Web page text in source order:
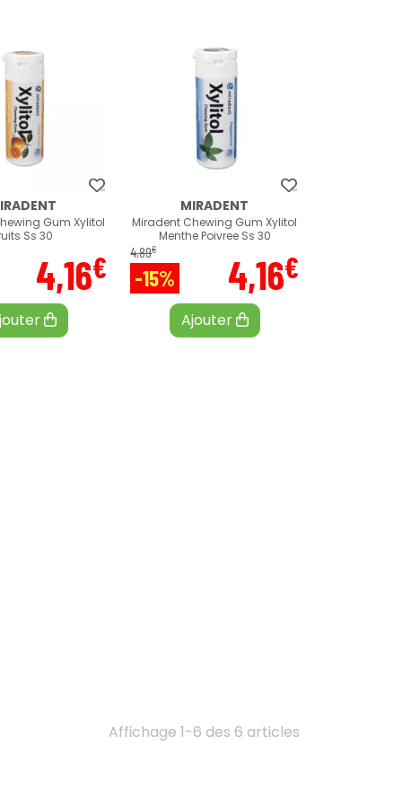
Gum Xylitol
Ss 30
4,16€
MIRADENT
Miradent Chewing Gum Xylitol
Menthe Poivree Ss 30
4,89€
-15% 4,16€
Ajouter
Affichage 1-6 des 6 articles